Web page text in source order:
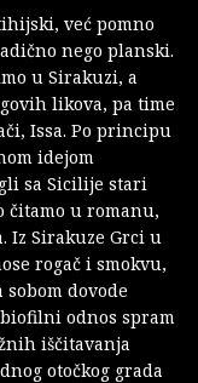
već pomno
nego planski.
u Sirakuzi, a
likova, pa time
Issa. Po principu
idejom
sa Sicilije stari
čitamo u romanu,
Iz Sirakuze Grci u
rogač i smokvu,
dovode
odnos spram
iščitavanja
otočkog grada